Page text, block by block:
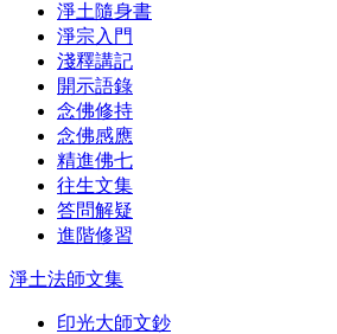
淨土隨身書
淨宗入門
淺釋講記
開示語錄
念佛修持
念佛感應
精進佛七
往生文集
答問解疑
進階修習
淨土法師文集
印光大師文鈔